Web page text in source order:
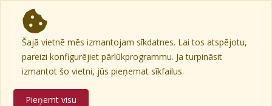
Šajā vietnē mēs izmantojam sīkdatnes. Lai tos atspējotu,
pareizi konfigurējiet pārlūkprogrammu. Ja turpināsit
izmantot šo vietni, jūs pieņemat sīkfailus.
Pieņemt visu